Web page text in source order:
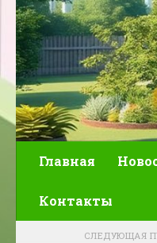
Главная
Контакты
СЛЕДУЮЩАЯ